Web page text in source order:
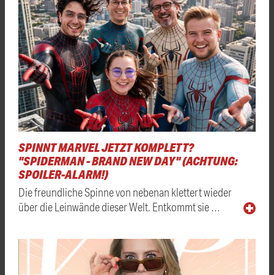
SPINNT MARVEL JETZT KOMPLETT?
"SPIDERMAN - BRAND NEW DAY" (ACHTUNG:
SPOILER-ALARM!)
Die freundliche Spinne von nebenan klettert wieder
über die Leinwände dieser Welt. Entkommt sie …